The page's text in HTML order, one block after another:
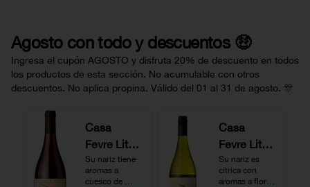
Agosto con todo y descuentos 🤑
Ingresa el cupón AGOSTO y disfruta 20% de descuento en todos
los productos de esta sección. No acumulable con otros
descuentos. No aplica propina. Válido del 01 al 31 de agosto. 🎊
Casa
Fevre Little
Quino
Pinot Noir
Su nariz tiene
aromas a
cuesco de
Casa
Fevre Little
Quino
Sauvignon
Su nariz es
cítrica con
aromas a flores